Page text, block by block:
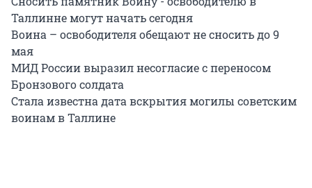
Таллинне могут начать сегодня
Воина – освободителя обещают не сносить до 9
мая
МИД России выразил несогласие с переносом
Бронзового солдата
Стала известна дата вскрытия могилы советским
воинам в Таллине